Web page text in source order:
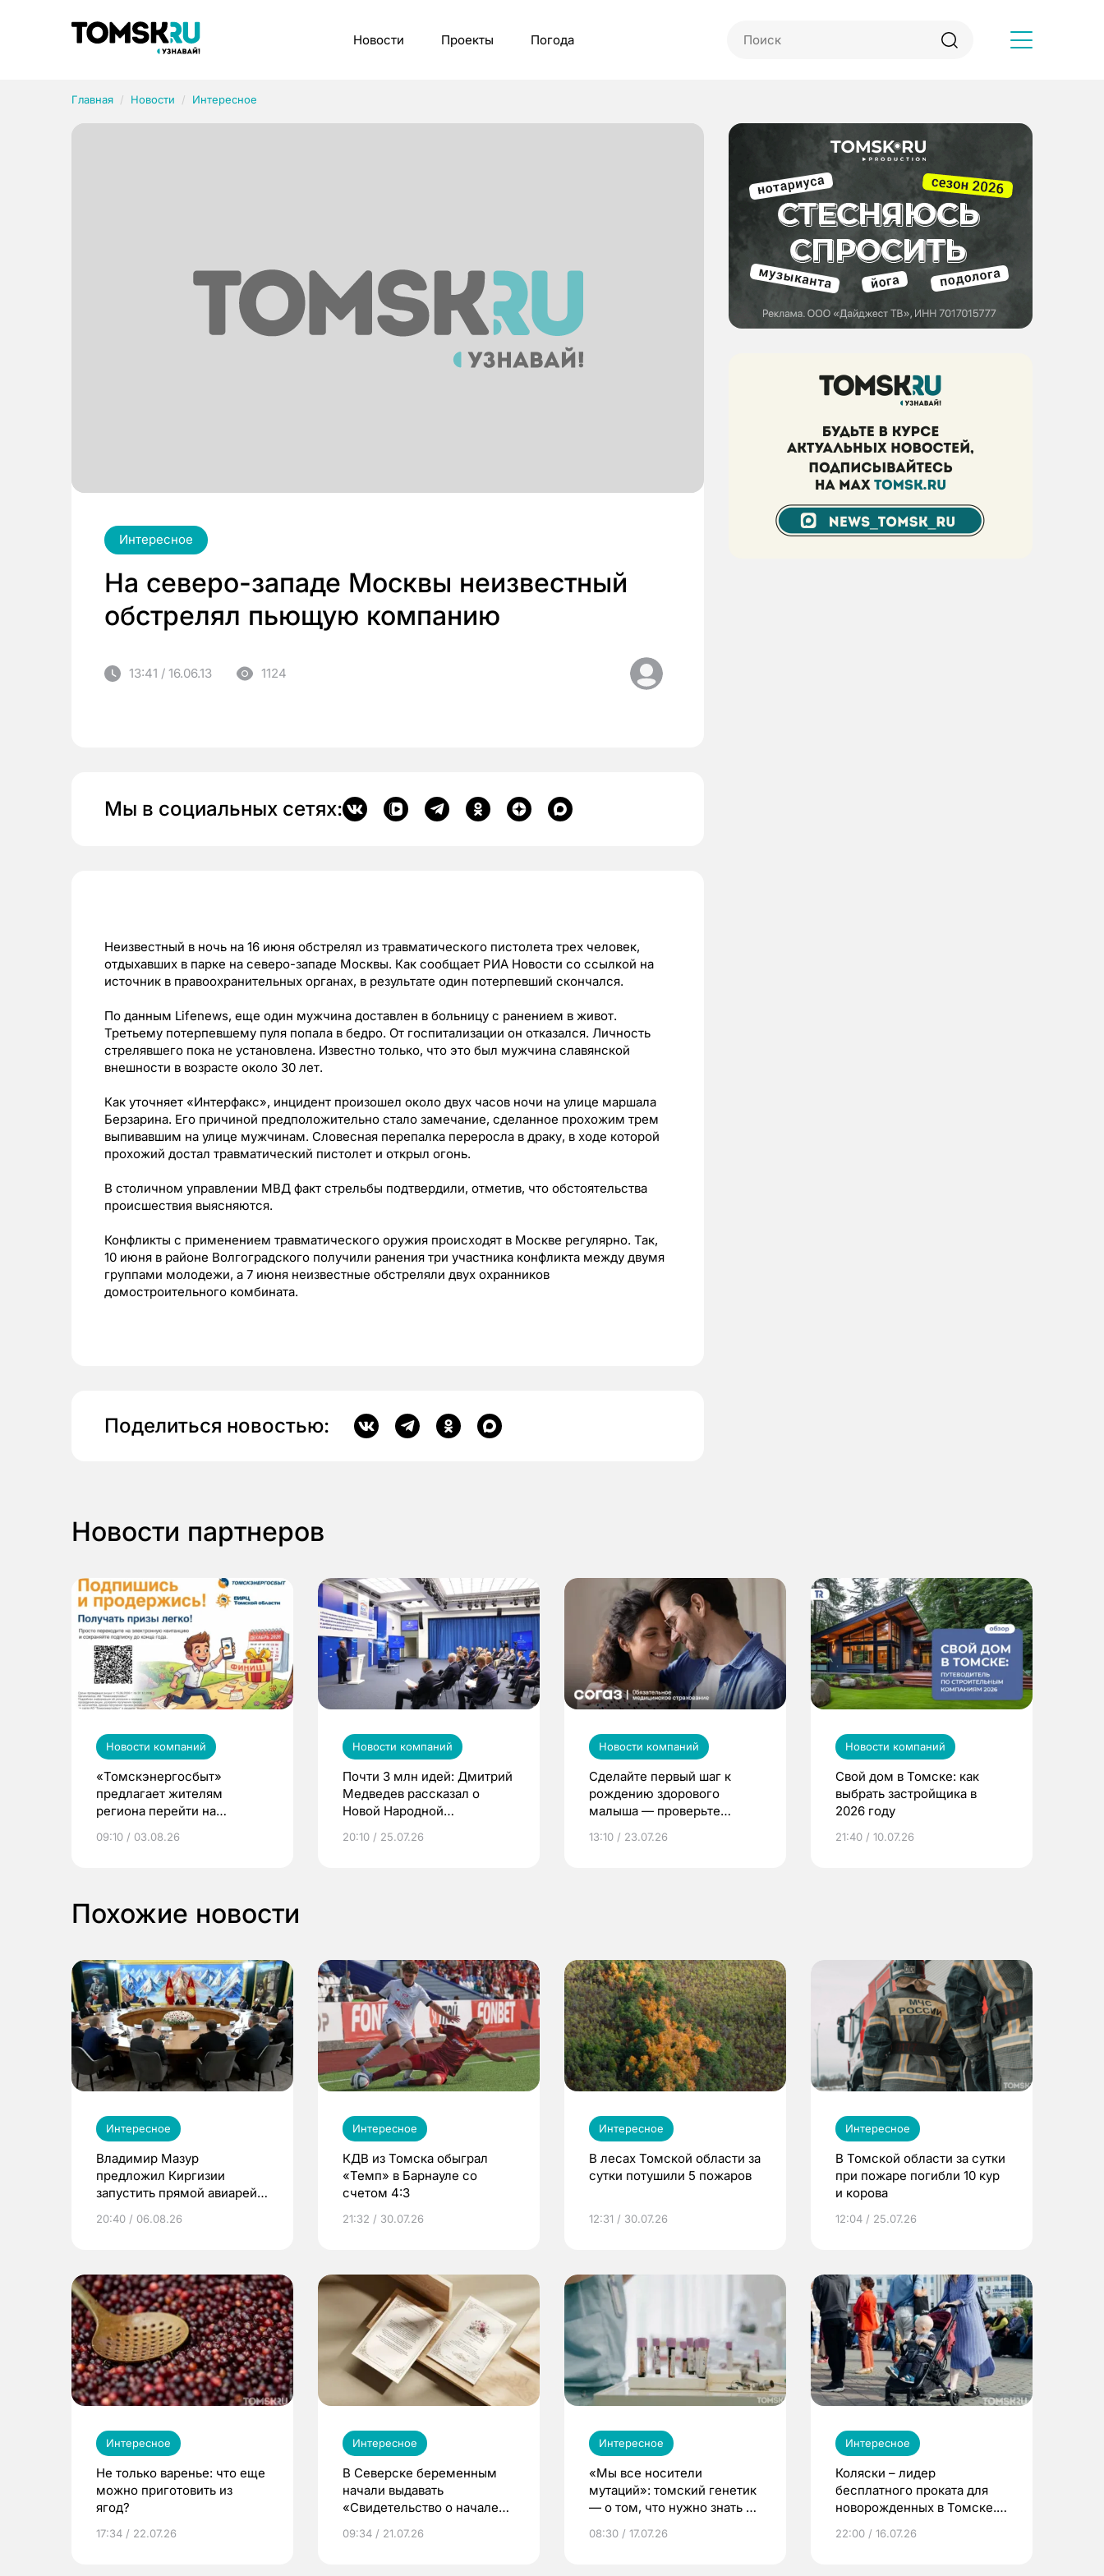
Новости Проекты Погода
Главная Новости Интересное
Интересное
На северо-западе Москвы неизвестный
обстрелял пьющую компанию
13:41 / 16.06.13 1124
Мы в социальных сетях:
Неизвестный в ночь на 16 июня обстрелял из травматического пистолета трех человек,
отдыхавших в парке на северо-западе Москвы. Как сообщает РИА Новости со ссылкой на
источник в правоохранительных органах, в результате один потерпевший скончался.
По данным Lifenews, еще один мужчина доставлен в больницу с ранением в живот.
Третьему потерпевшему пуля попала в бедро. От госпитализации он отказался. Личность
стрелявшего пока не установлена. Известно только, что это был мужчина славянской
внешности в возрасте около 30 лет.
Как уточняет «Интерфакс», инцидент произошел около двух часов ночи на улице маршала
Берзарина. Его причиной предположительно стало замечание, сделанное прохожим трем
выпивавшим на улице мужчинам. Словесная перепалка переросла в драку, в ходе которой
прохожий достал травматический пистолет и открыл огонь.
В столичном управлении МВД факт стрельбы подтвердили, отметив, что обстоятельства
происшествия выясняются.
Конфликты с применением травматического оружия происходят в Москве регулярно. Так,
10 июня в районе Волгоградского получили ранения три участника конфликта между двумя
группами молодежи, а 7 июня неизвестные обстреляли двух охранников
домостроительного комбината.
Поделиться новостью:
Новости партнеров
Новости компаний
«Томскэнергосбыт»
предлагает жителям
региона перейти на
выиграть призы
09:10 / 03.08.26
Новости компаний
Почти 3 млн идей: Дмитрий
Медведев рассказал о
Новой Народной
20:10 / 25.07.26
Новости компаний
Сделайте первый шаг к
рождению здорового
малыша — проверьте
по ОМС!
13:10 / 23.07.26
Новости компаний
Свой дом в Томске: как
выбрать застройщика в
2026 году
21:40 / 10.07.26
Похожие новости
Интересное
Владимир Мазур
предложил Киргизии
запустить прямой авиарейс
20:40 / 06.08.26
Интересное
КДВ из Томска обыграл
«Темп» в Барнауле со
счетом 4:3
21:32 / 30.07.26
Интересное
В лесах Томской области за
сутки потушили 5 пожаров
12:31 / 30.07.26
Интересное
В Томской области за сутки
при пожаре погибли 10 кур
и корова
12:04 / 25.07.26
Интересное
Не только варенье: что еще
можно приготовить из
ягод?
17:34 / 22.07.26
Интересное
В Северске беременным
начали выдавать
«Свидетельство о начале
09:34 / 21.07.26
Интересное
«Мы все носители
мутаций»: томский генетик
— о том, что нужно знать до
08:30 / 17.07.26
Интересное
Коляски – лидер
бесплатного проката для
новорожденных в Томске.
22:00 / 16.07.26
Рубрики